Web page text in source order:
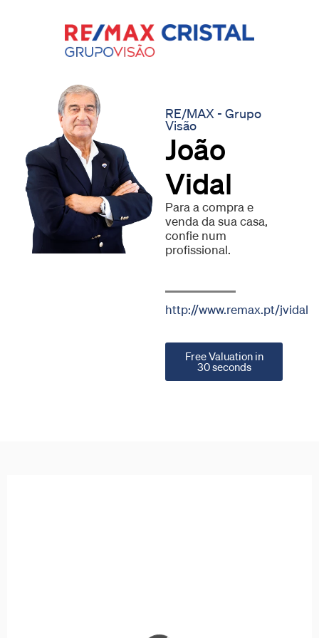
RE/MAX - Grupo
Visão
João
Vidal
Para a compra e
venda da sua casa,
confie num
profissional.
http://www.remax.pt/jvidal
Free Valuation in
30 seconds